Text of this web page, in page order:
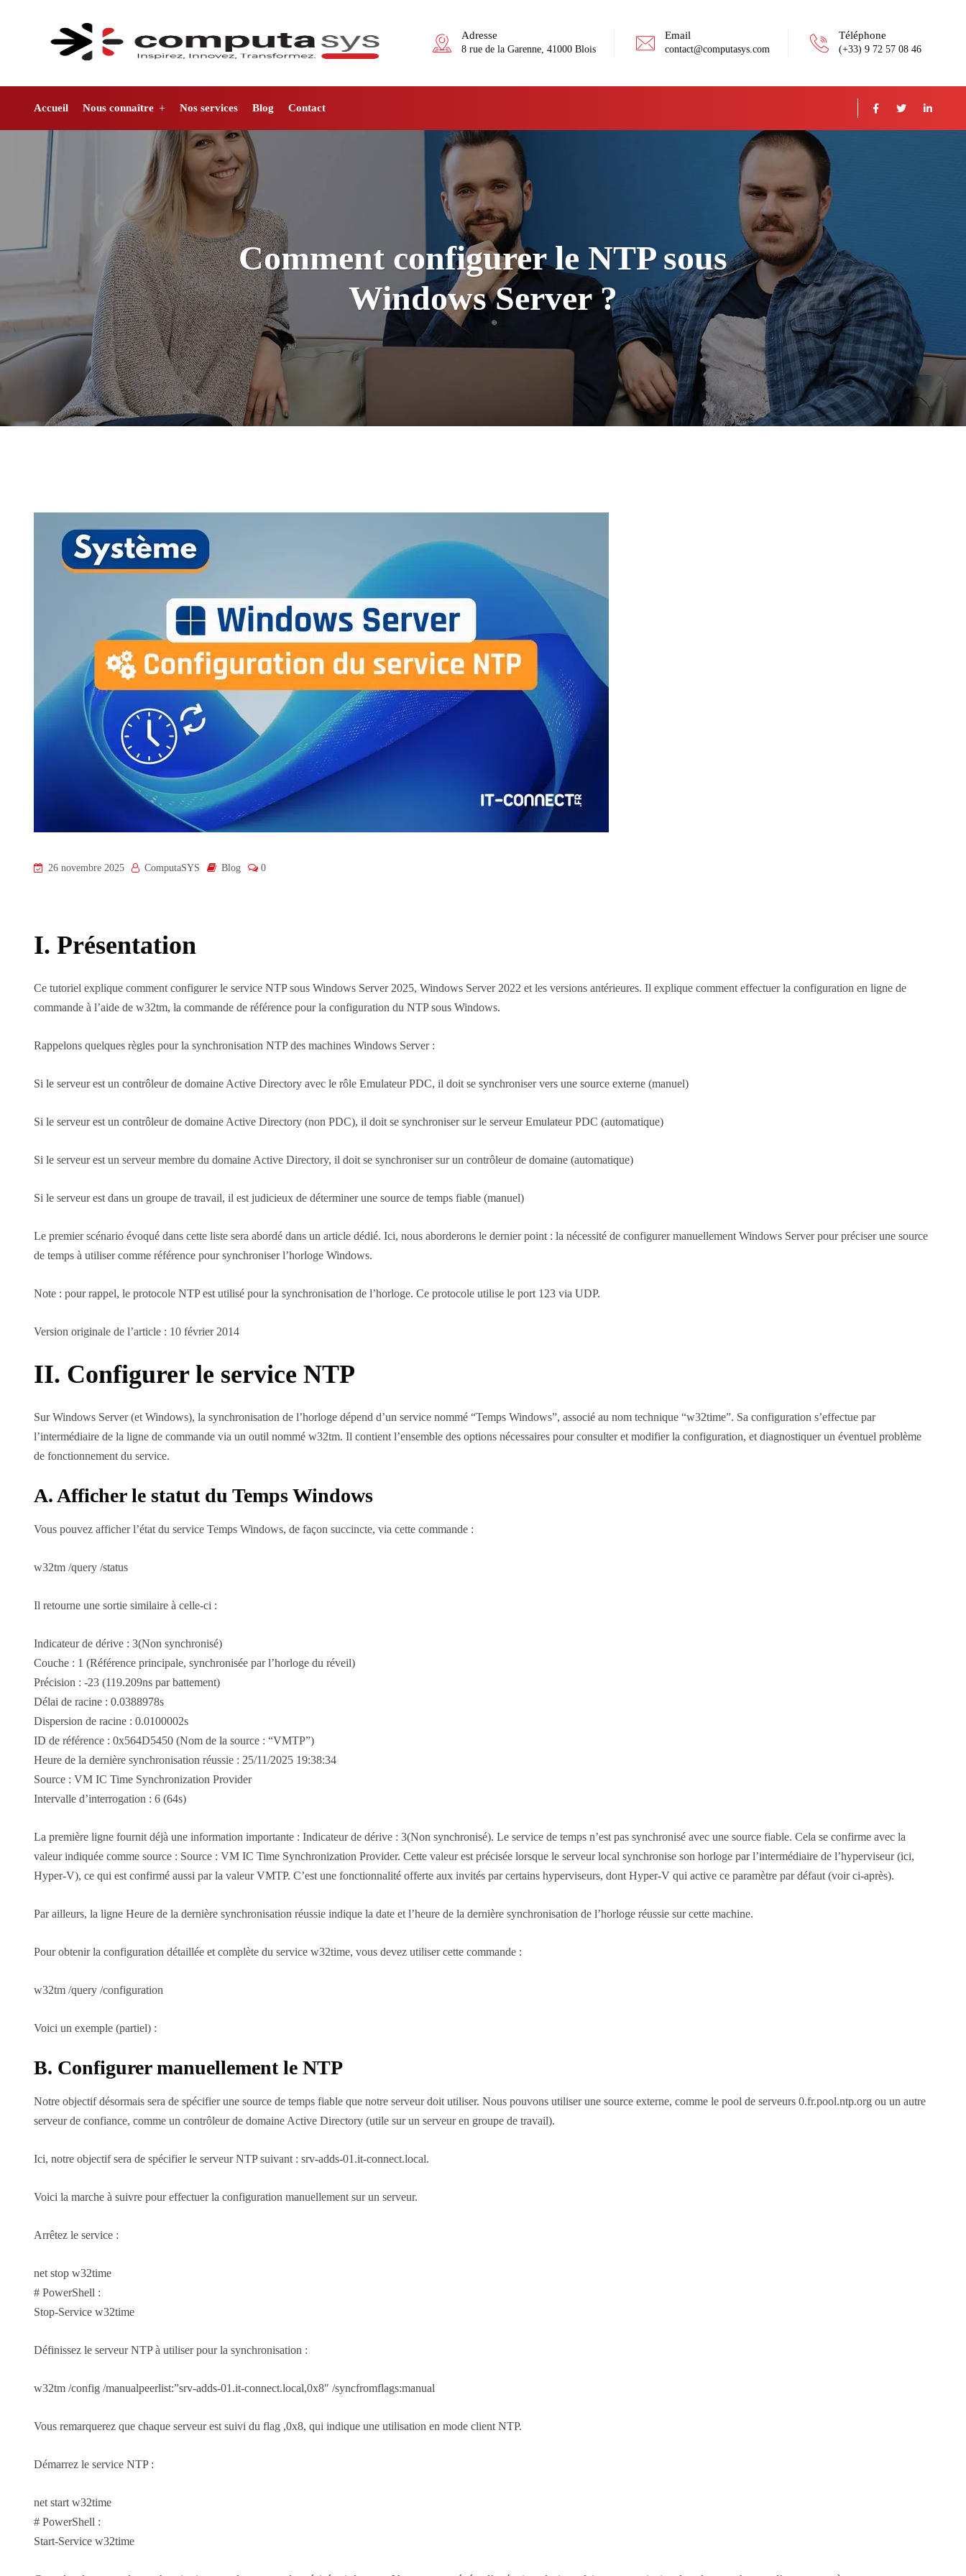
Adresse
8 rue de la Garenne, 41000 Blois
Email
contact@computasys.com
Téléphone
(+33) 9 72 57 08 46
Accueil Nous connaître Nos services Blog Contact
Comment configurer le NTP sous
Windows Server ?
26 novembre 2025 ComputaSYS Blog 0
I. Présentation
Ce tutoriel explique comment configurer le service NTP sous Windows Server 2025, Windows Server 2022 et les versions antérieures. Il explique comment effectuer la configuration en ligne de
commande à l’aide de w32tm, la commande de référence pour la configuration du NTP sous Windows.
Rappelons quelques règles pour la synchronisation NTP des machines Windows Server :
Si le serveur est un contrôleur de domaine Active Directory avec le rôle Emulateur PDC, il doit se synchroniser vers une source externe (manuel)
Si le serveur est un contrôleur de domaine Active Directory (non PDC), il doit se synchroniser sur le serveur Emulateur PDC (automatique)
Si le serveur est un serveur membre du domaine Active Directory, il doit se synchroniser sur un contrôleur de domaine (automatique)
Si le serveur est dans un groupe de travail, il est judicieux de déterminer une source de temps fiable (manuel)
Le premier scénario évoqué dans cette liste sera abordé dans un article dédié. Ici, nous aborderons le dernier point : la nécessité de configurer manuellement Windows Server pour préciser une source
de temps à utiliser comme référence pour synchroniser l’horloge Windows.
Note : pour rappel, le protocole NTP est utilisé pour la synchronisation de l’horloge. Ce protocole utilise le port 123 via UDP.
Version originale de l’article : 10 février 2014
II. Configurer le service NTP
Sur Windows Server (et Windows), la synchronisation de l’horloge dépend d’un service nommé “Temps Windows”, associé au nom technique “w32time”. Sa configuration s’effectue par
l’intermédiaire de la ligne de commande via un outil nommé w32tm. Il contient l’ensemble des options nécessaires pour consulter et modifier la configuration, et diagnostiquer un éventuel problème
de fonctionnement du service.
A. Afficher le statut du Temps Windows
Vous pouvez afficher l’état du service Temps Windows, de façon succincte, via cette commande :
w32tm /query /status
Il retourne une sortie similaire à celle-ci :
Indicateur de dérive : 3(Non synchronisé)
Couche : 1 (Référence principale, synchronisée par l’horloge du réveil)
Précision : -23 (119.209ns par battement)
Délai de racine : 0.0388978s
Dispersion de racine : 0.0100002s
ID de référence : 0x564D5450 (Nom de la source : “VMTP”)
Heure de la dernière synchronisation réussie : 25/11/2025 19:38:34
Source : VM IC Time Synchronization Provider
Intervalle d’interrogation : 6 (64s)
La première ligne fournit déjà une information importante : Indicateur de dérive : 3(Non synchronisé). Le service de temps n’est pas synchronisé avec une source fiable. Cela se confirme avec la
valeur indiquée comme source : Source : VM IC Time Synchronization Provider. Cette valeur est précisée lorsque le serveur local synchronise son horloge par l’intermédiaire de l’hyperviseur (ici,
Hyper-V), ce qui est confirmé aussi par la valeur VMTP. C’est une fonctionnalité offerte aux invités par certains hyperviseurs, dont Hyper-V qui active ce paramètre par défaut (voir ci-après).
Par ailleurs, la ligne Heure de la dernière synchronisation réussie indique la date et l’heure de la dernière synchronisation de l’horloge réussie sur cette machine.
Pour obtenir la configuration détaillée et complète du service w32time, vous devez utiliser cette commande :
w32tm /query /configuration
Voici un exemple (partiel) :
B. Configurer manuellement le NTP
Notre objectif désormais sera de spécifier une source de temps fiable que notre serveur doit utiliser. Nous pouvons utiliser une source externe, comme le pool de serveurs 0.fr.pool.ntp.org ou un autre
serveur de confiance, comme un contrôleur de domaine Active Directory (utile sur un serveur en groupe de travail).
Ici, notre objectif sera de spécifier le serveur NTP suivant : srv-adds-01.it-connect.local.
Voici la marche à suivre pour effectuer la configuration manuellement sur un serveur.
Arrêtez le service :
net stop w32time
# PowerShell :
Stop-Service w32time
Définissez le serveur NTP à utiliser pour la synchronisation :
w32tm /config /manualpeerlist:”srv-adds-01.it-connect.local,0x8″ /syncfromflags:manual
Vous remarquerez que chaque serveur est suivi du flag ,0x8, qui indique une utilisation en mode client NTP.
Démarrez le service NTP :
net start w32time
# PowerShell :
Start-Service w32time